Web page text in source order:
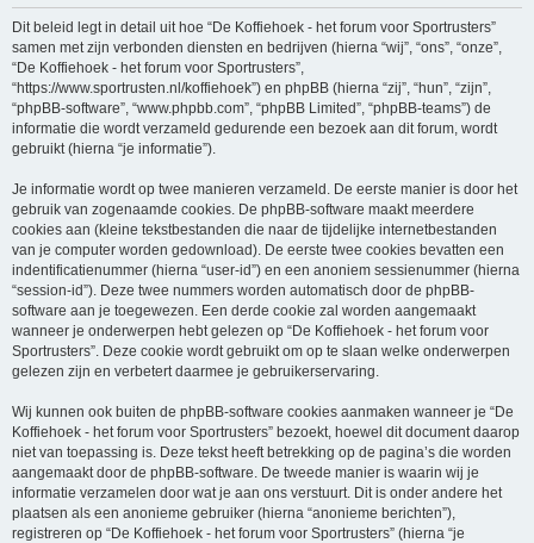
Dit beleid legt in detail uit hoe “De Koffiehoek - het forum voor Sportrusters”
samen met zijn verbonden diensten en bedrijven (hierna “wij”, “ons”, “onze”,
“De Koffiehoek - het forum voor Sportrusters”,
“https://www.sportrusten.nl/koffiehoek”) en phpBB (hierna “zij”, “hun”, “zijn”,
“phpBB-software”, “www.phpbb.com”, “phpBB Limited”, “phpBB-teams”) de
informatie die wordt verzameld gedurende een bezoek aan dit forum, wordt
gebruikt (hierna “je informatie”).
Je informatie wordt op twee manieren verzameld. De eerste manier is door het
gebruik van zogenaamde cookies. De phpBB-software maakt meerdere
cookies aan (kleine tekstbestanden die naar de tijdelijke internetbestanden
van je computer worden gedownload). De eerste twee cookies bevatten een
indentificatienummer (hierna “user-id”) en een anoniem sessienummer (hierna
“session-id”). Deze twee nummers worden automatisch door de phpBB-
software aan je toegewezen. Een derde cookie zal worden aangemaakt
wanneer je onderwerpen hebt gelezen op “De Koffiehoek - het forum voor
Sportrusters”. Deze cookie wordt gebruikt om op te slaan welke onderwerpen
gelezen zijn en verbetert daarmee je gebruikerservaring.
Wij kunnen ook buiten de phpBB-software cookies aanmaken wanneer je “De
Koffiehoek - het forum voor Sportrusters” bezoekt, hoewel dit document daarop
niet van toepassing is. Deze tekst heeft betrekking op de pagina’s die worden
aangemaakt door de phpBB-software. De tweede manier is waarin wij je
informatie verzamelen door wat je aan ons verstuurt. Dit is onder andere het
plaatsen als een anonieme gebruiker (hierna “anonieme berichten”),
registreren op “De Koffiehoek - het forum voor Sportrusters” (hierna “je